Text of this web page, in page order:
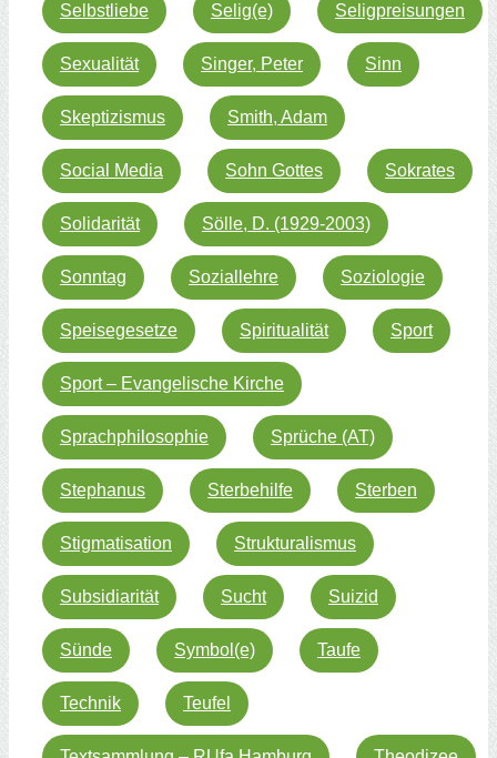
Selbstliebe Selig(e) Seligpreisungen
Sexualität Singer, Peter Sinn
Skeptizismus Smith, Adam
Social Media Sohn Gottes Sokrates
Solidarität Sölle, D. (1929-2003)
Sonntag Soziallehre Soziologie
Speisegesetze Spiritualität Sport
Sport – Evangelische Kirche
Sprachphilosophie Sprüche (AT)
Stephanus Sterbehilfe Sterben
Stigmatisation Strukturalismus
Subsidiarität Sucht Suizid
Sünde Symbol(e) Taufe
Technik Teufel